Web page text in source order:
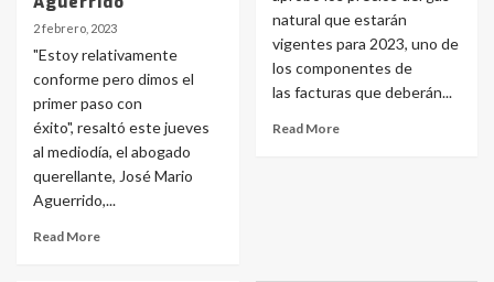
2 febrero, 2023
"Estoy relativamente
conforme pero dimos el
primer paso con
éxito", resaltó este jueves
al mediodía, el abogado
querellante, José Mario
Aguerrido,...
Read More
natural que estarán
vigentes para 2023, uno de
los componentes de
las facturas que deberán...
Read More